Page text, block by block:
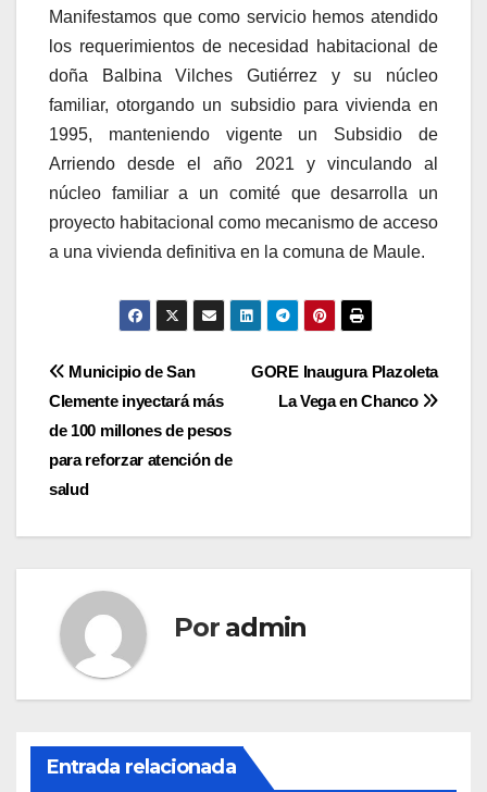
Manifestamos que como servicio hemos atendido
los requerimientos de necesidad habitacional de
doña Balbina Vilches Gutiérrez y su núcleo
familiar, otorgando un subsidio para vivienda en
1995, manteniendo vigente un Subsidio de
Arriendo desde el año 2021 y vinculando al
núcleo familiar a un comité que desarrolla un
proyecto habitacional como mecanismo de acceso
a una vivienda definitiva en la comuna de Maule.
Navegación
de
entradas
GORE Inaugura Plazoleta
La Vega en Chanco
Municipio de San
Clemente inyectará más
de 100 millones de pesos
para reforzar atención de
salud
Por admin
Entrada relacionada